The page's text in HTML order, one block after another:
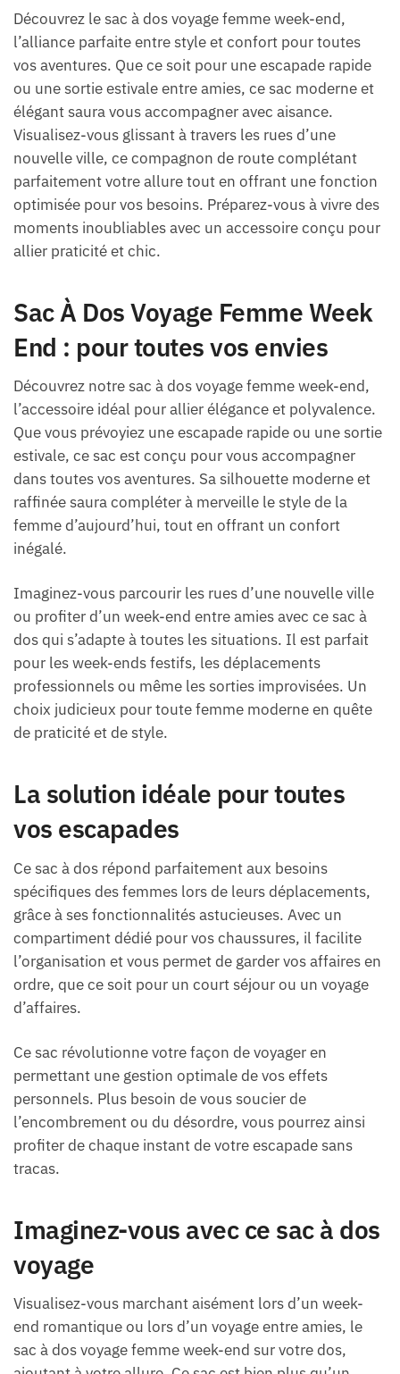
Découvrez le sac à dos voyage femme week-end,
l’alliance parfaite entre style et confort pour toutes
vos aventures. Que ce soit pour une escapade rapide
ou une sortie estivale entre amies, ce sac moderne et
élégant saura vous accompagner avec aisance.
Visualisez-vous glissant à travers les rues d’une
nouvelle ville, ce compagnon de route complétant
parfaitement votre allure tout en offrant une fonction
optimisée pour vos besoins. Préparez-vous à vivre des
moments inoubliables avec un accessoire conçu pour
allier praticité et chic.
Sac À Dos Voyage Femme Week
End : pour toutes vos envies
Découvrez notre sac à dos voyage femme week-end,
l’accessoire idéal pour allier élégance et polyvalence.
Que vous prévoyiez une escapade rapide ou une sortie
estivale, ce sac est conçu pour vous accompagner
dans toutes vos aventures. Sa silhouette moderne et
raffinée saura compléter à merveille le style de la
femme d’aujourd’hui, tout en offrant un confort
inégalé.
Imaginez-vous parcourir les rues d’une nouvelle ville
ou profiter d’un week-end entre amies avec ce sac à
dos qui s’adapte à toutes les situations. Il est parfait
pour les week-ends festifs, les déplacements
professionnels ou même les sorties improvisées. Un
choix judicieux pour toute femme moderne en quête
de praticité et de style.
La solution idéale pour toutes
vos escapades
Ce sac à dos répond parfaitement aux besoins
spécifiques des femmes lors de leurs déplacements,
grâce à ses fonctionnalités astucieuses. Avec un
compartiment dédié pour vos chaussures, il facilite
l’organisation et vous permet de garder vos affaires en
ordre, que ce soit pour un court séjour ou un voyage
d’affaires.
Ce sac révolutionne votre façon de voyager en
permettant une gestion optimale de vos effets
personnels. Plus besoin de vous soucier de
l’encombrement ou du désordre, vous pourrez ainsi
profiter de chaque instant de votre escapade sans
tracas.
Imaginez-vous avec ce sac à dos
voyage
Visualisez-vous marchant aisément lors d’un week-
end romantique ou lors d’un voyage entre amies, le
sac à dos voyage femme week-end sur votre dos,